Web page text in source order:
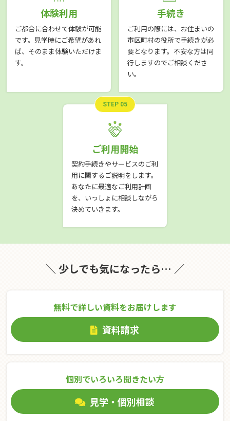
体験利用
ご都合に合わせて体験が可能
です。見学時にご希望があれ
ば、そのまま体験いただけま
す。
手続き
ご利用の際には、お住まいの
市区町村の役所で手続きが必
要となります。不安な方は同
行しますのでご相談くださ
い。
STEP 05
ご利用開始
契約手続きやサービスのご利
用に関するご説明をします。
あなたに最適なご利用計画
を、いっしょに相談しながら
決めていきます。
＼ 少しでも気になったら… ／
無料で詳しい資料をお届けします
資料請求
個別でいろいろ聞きたい⽅
見学・個別相談